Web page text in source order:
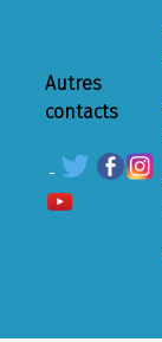
Autres
contacts